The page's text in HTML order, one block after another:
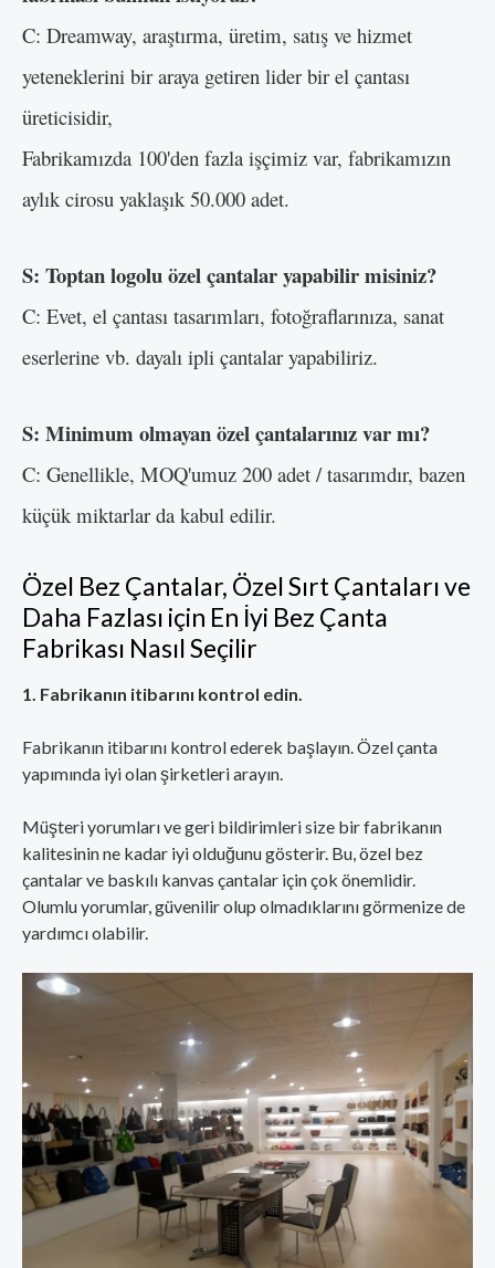
C: Dreamway, araştırma, üretim, satış ve hizmet
yeteneklerini bir araya getiren lider bir el çantası
üreticisidir,
Fabrikamızda 100'den fazla işçimiz var, fabrikamızın
aylık cirosu yaklaşık 50.000 adet.
S: Toptan logolu özel çantalar yapabilir misiniz?
C: Evet, el çantası tasarımları, fotoğraflarınıza, sanat
eserlerine vb. dayalı ipli çantalar yapabiliriz.
S: Minimum olmayan özel çantalarınız var mı?
C: Genellikle, MOQ'umuz 200 adet / tasarımdır, bazen
küçük miktarlar da kabul edilir.
Özel Bez Çantalar, Özel Sırt Çantaları ve
Daha Fazlası için En İyi Bez Çanta
Fabrikası Nasıl Seçilir
1. Fabrikanın itibarını kontrol edin.
Fabrikanın itibarını kontrol ederek başlayın. Özel çanta
yapımında iyi olan şirketleri arayın.
Müşteri yorumları ve geri bildirimleri size bir fabrikanın
kalitesinin ne kadar iyi olduğunu gösterir. Bu, özel bez
çantalar ve baskılı kanvas çantalar için çok önemlidir.
Olumlu yorumlar, güvenilir olup olmadıklarını görmenize de
yardımcı olabilir.